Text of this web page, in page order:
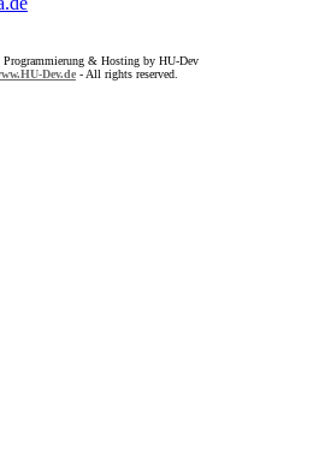
Programmierung & Hosting by HU-Dev
Dev.de - All rights reserved.